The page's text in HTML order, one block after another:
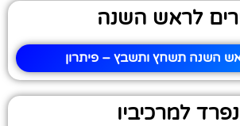
לראש השנה
השנה תשחץ ותשבץ – פיתרון
נפרד למרכיביו